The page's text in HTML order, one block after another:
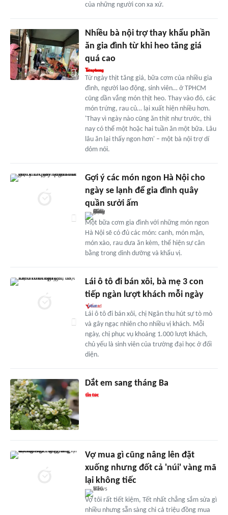
của những người con xa xứ.
Nhiều bà nội trợ thay khẩu phần
ăn gia đình từ khi heo tăng giá
quá cao
Từ ngày thịt tăng giá, bữa cơm của nhiều gia
đình, người lao động, sinh viên… ở TPHCM
cũng dần vắng món thịt heo. Thay vào đó, các
món trứng, rau củ… lại xuất hiện nhiều hơn.
'Thay vì ngày nào cũng ăn thịt như trước, thì
nay có thể một hoặc hai tuần ăn một bữa. Lâu
lâu ăn lại thấy ngon hơn' – một bà nội trợ dí
dỏm nói.
Gợi ý các món ngon Hà Nội cho
ngày se lạnh để gia đình quây
quần sưởi ấm
Một bữa cơm gia đình với những món ngon
Hà Nội sẽ có đủ các món: canh, món mặn,
món xào, rau dưa ăn kèm, thể hiện sự cân
bằng trong dinh dưỡng và khẩu vị.
Lái ô tô đi bán xôi, bà mẹ 3 con
tiếp ngàn lượt khách mỗi ngày
Lái ô tô đi bán xôi, chị Ngân thu hút sự tò mò
và gây ngạc nhiên cho nhiều vị khách. Mỗi
ngày, chị phục vụ khoảng 1.000 lượt khách,
chủ yếu là sinh viên của trường đại học ở đối
diện.
Dắt em sang tháng Ba
Vợ mua gì cũng nâng lên đặt
xuống nhưng đốt cả 'núi' vàng mã
lại không tiếc
Vợ tôi rất tiết kiệm, Tết nhất chẳng sắm sửa gì
nhiều nhưng sẵn sàng chi cả triệu đồng mua